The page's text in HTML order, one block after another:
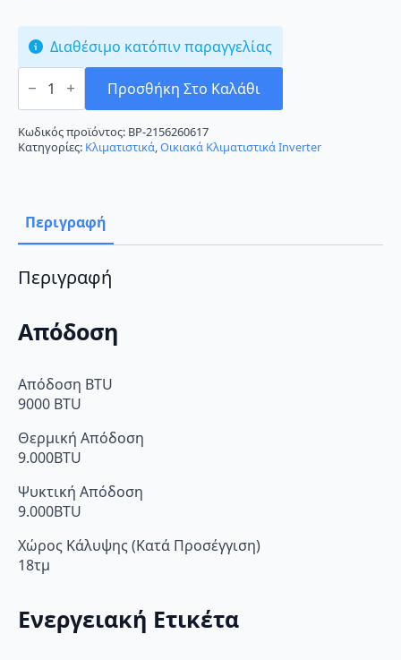
Διαθέσιμο κατόπιν παραγγελίας
Sendo
Hermes
09/HRS
White
Κλιματιστικό
Inverter
με
Wi-
Fi
Προσθήκη Στο Καλάθι
Κωδικός προϊόντος: BP-2156260617
Κατηγορίες: Κλιματιστικά,Οικιακά Κλιματιστικά Inverter
Περιγραφή
Περιγραφή
Απόδοση
Απόδοση BTU
9000 BTU
Θερμική Απόδοση
9.000BTU
Ψυκτική Απόδοση
9.000BTU
Χώρος Κάλυψης (Κατά Προσέγγιση)
18τμ
Ενεργειακή Ετικέτα